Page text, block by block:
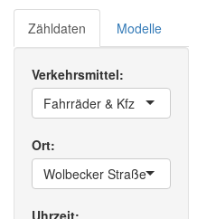
Zähldaten Modelle
Verkehrsmittel:
Fahrräder & Kfz
Ort:
Wolbecker Straße
Uhrzeit: